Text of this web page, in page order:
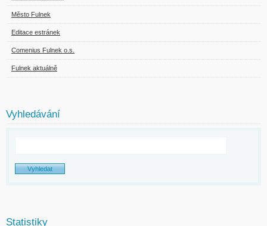
Město Fulnek
Editace estránek
Comenius Fulnek o.s.
Fulnek aktuálně
Vyhledávání
Statistiky